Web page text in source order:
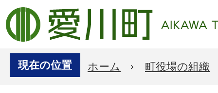
現在の位置 ホーム 町役場の組織